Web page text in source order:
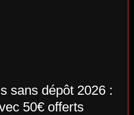
sans dépôt 2026 :
50€ offerts